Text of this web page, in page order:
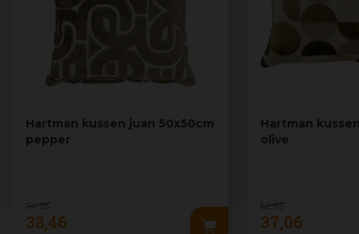
Hartman kussen juan 50x50cm
pepper
54 ,95
38,46
Hartman
olive
52 ,95
37,06